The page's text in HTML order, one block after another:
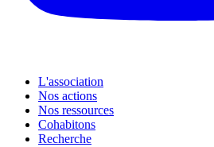
L'association
Nos actions
Nos ressources
Cohabitons
Recherche